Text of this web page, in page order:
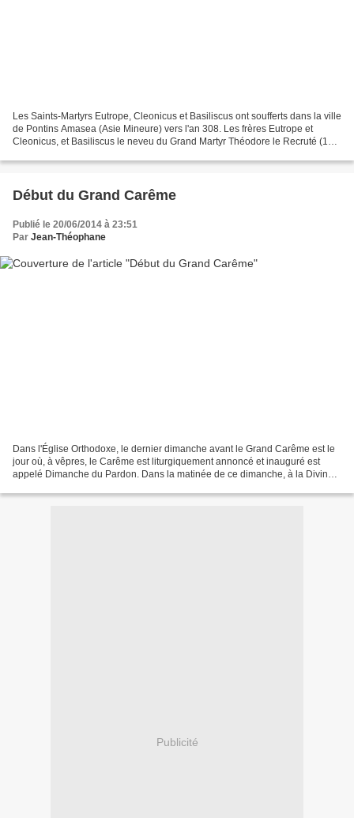
Les Saints-Martyrs Eutrope, Cleonicus et Basiliscus ont soufferts dans la ville
de Pontins Amasea (Asie Mineure) vers l'an 308. Les frères Eutrope et
Cleonicus, et Basiliscus le neveu du Grand Martyr Théodore le Recruté (17
Début du Grand Carême
Publié le 20/06/2014 à 23:51
Par Jean-Théophane
Dans l'Église Orthodoxe, le dernier dimanche avant le Grand Carême est le
jour où, à vêpres, le Carême est liturgiquement annoncé et inauguré est
appelé Dimanche du Pardon. Dans la matinée de ce dimanche, à la Divine
Publicité